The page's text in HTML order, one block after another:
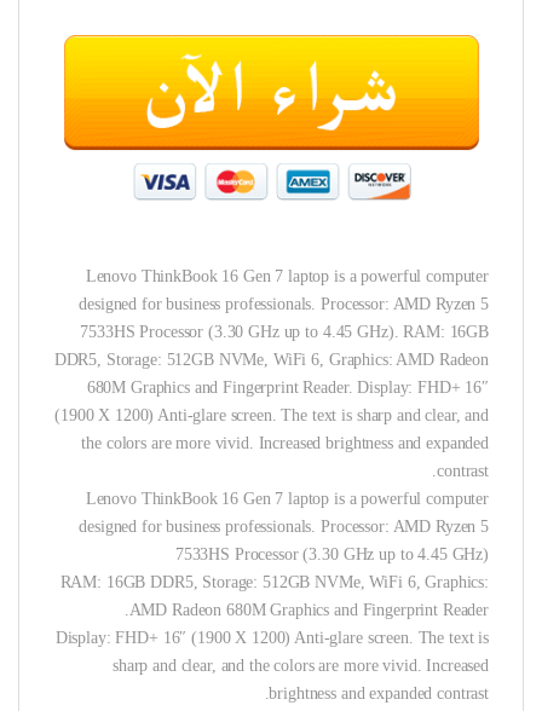
Lenovo ThinkBook 16 Gen 7 laptop is a powerful computer
designed for business professionals. Processor: AMD Ryzen 5
7533HS Processor (3.30 GHz up to 4.45 GHz). RAM: 16GB
DDR5, Storage: 512GB NVMe, WiFi 6, Graphics: AMD Radeon
680M Graphics and Fingerprint Reader. Display: FHD+ 16″
(1900 X 1200) Anti-glare screen. The text is sharp and clear, and
the colors are more vivid. Increased brightness and expanded
contrast.
Lenovo ThinkBook 16 Gen 7 laptop is a powerful computer
designed for business professionals. Processor: AMD Ryzen 5
7533HS Processor (3.30 GHz up to 4.45 GHz)
RAM: 16GB DDR5, Storage: 512GB NVMe, WiFi 6, Graphics:
AMD Radeon 680M Graphics and Fingerprint Reader.
Display: FHD+ 16″ (1900 X 1200) Anti-glare screen. The text is
sharp and clear, and the colors are more vivid. Increased
brightness and expanded contrast.